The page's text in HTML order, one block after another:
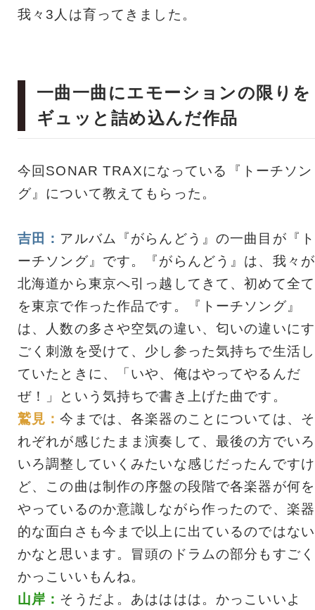
我々3人は育ってきました。
一曲一曲にエモーションの限りを
ギュッと詰め込んだ作品
今回SONAR TRAXになっている『トーチソン
グ』について教えてもらった。
吉田： アルバム『がらんどう』の一曲目が『ト
ーチソング』です。『がらんどう』は、我々が
北海道から東京へ引っ越してきて、初めて全て
を東京で作った作品です。『トーチソング』
は、人数の多さや空気の違い、匂いの違いにす
ごく刺激を受けて、少し参った気持ちで生活し
ていたときに、「いや、俺はやってやるんだ
ぜ！」という気持ちで書き上げた曲です。
鷲見：今までは、各楽器のことについては、そ
れぞれが感じたまま演奏して、最後の方でいろ
いろ調整していくみたいな感じだったんですけ
ど、この曲は制作の序盤の段階で各楽器が何を
やっているのか意識しながら作ったので、楽器
的な面白さも今まで以上に出ているのではない
かなと思います。冒頭のドラムの部分もすごく
かっこいいもんね。
山岸： そうだよ。あはははは。かっこいいよ